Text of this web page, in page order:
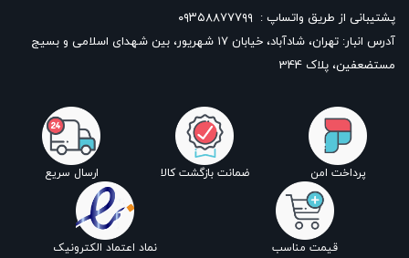
پشتیبانی از طریق واتساپ : ۰۹۳۵۸۸۷۷۷۹۹
آدرس انبار: تهران، شادآباد، خیابان ١٧ شهریور، بین شهدای اسلامی و بسیج
مستضعفین، پلاک 344
پرداخت امن ضمانت بازگشت کالا ارسال سریع
قیمت مناسب نماد اعتماد الکترونیک